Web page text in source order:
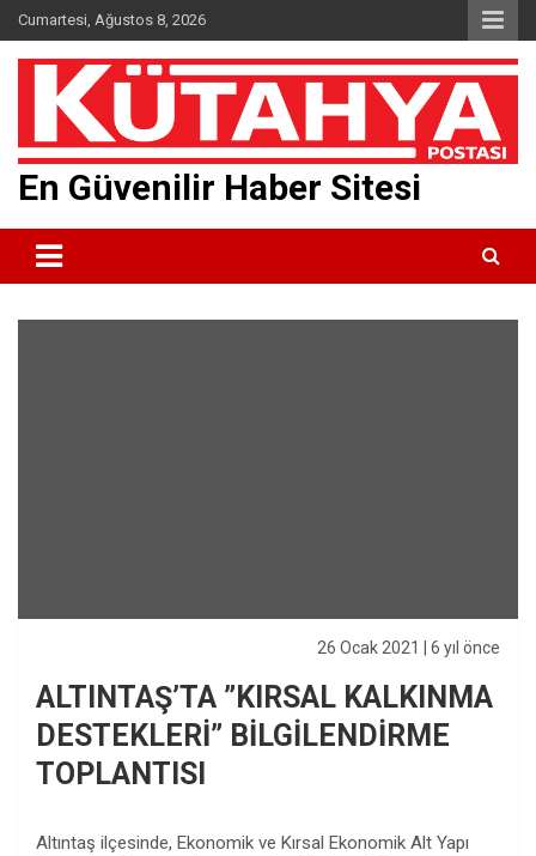
Skip
to
content
Cumartesi, Ağustos 8, 2026
En Güvenilir Haber Sitesi
26 Ocak 2021 | 6 yıl önce
ALTINTAŞ’TA ”KIRSAL KALKINMA
DESTEKLERİ” BİLGİLENDİRME
TOPLANTISI
Altıntaş ilçesinde, Ekonomik ve Kırsal Ekonomik Alt Yapı